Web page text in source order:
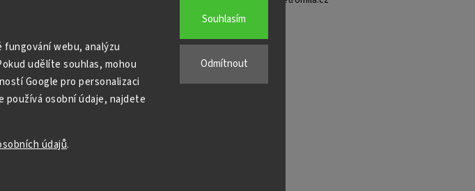
webu, analýzu
udělíte souhlas, mohou
Google pro personalizaci
používá osobní údaje, najdete
údajů.
Odmítnout
Souhlasím
. Všechna práva vyhrazena.
cookies